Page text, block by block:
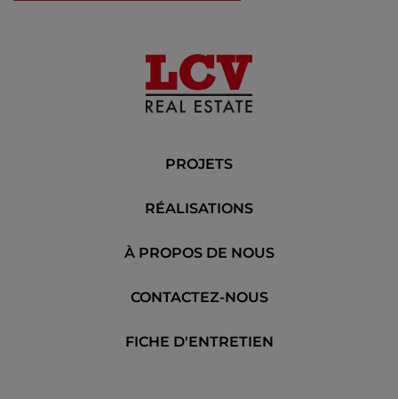
PROJETS
RÉALISATIONS
À PROPOS DE NOUS
CONTACTEZ-NOUS
FICHE D'ENTRETIEN